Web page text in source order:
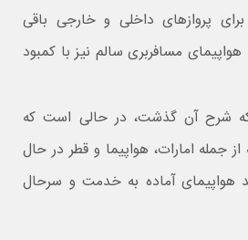
برای پروازهای داخلی و خارجی باقی
مسافربری سالم نیز با کمبود
شرح آن گذشت، در حالی است که
جمله امارات، هواپیما و قطر در حال
از ۱۰۰۰ فروند هواپیمای آماده به خدمت و سرحال